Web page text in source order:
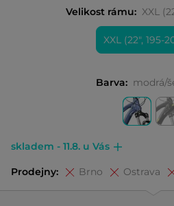
Velikost rámu: XXL
XXL (22", 195-
Barva: modrá/
skladem - 11.8. u Vás
Prodejny: Brno Ostrava